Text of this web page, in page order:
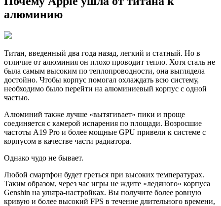
алюминию
Титан, введенный два года назад, легкий и статный. Но в
отличие от алюминия он плохо проводит тепло. Хотя сталь не
была самым высоким по теплопроводности, она выглядела
достойно. Чтобы корпус помогал охлаждать всю систему,
необходимо было перейти на алюминиевый корпус с одной
частью.
Алюминий также лучше «вытягивает» пики и проще
соединяется с камерой испарения по площади. Возросшие
частоты A19 Pro и более мощные GPU привели к системе с
корпусом в качестве части радиатора.
Однако чудо не бывает.
Любой смартфон будет греться при высоких температурах.
Таким образом, через час игры не ждите «ледяного» корпуса
Genshin на ультра-настройках. Вы получите более ровную
кривую и более высокий FPS в течение длительного времени,